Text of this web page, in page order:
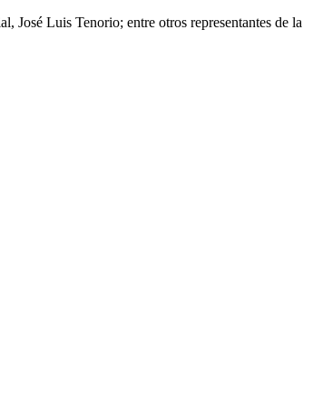
José Luis Tenorio; entre otros representantes de la